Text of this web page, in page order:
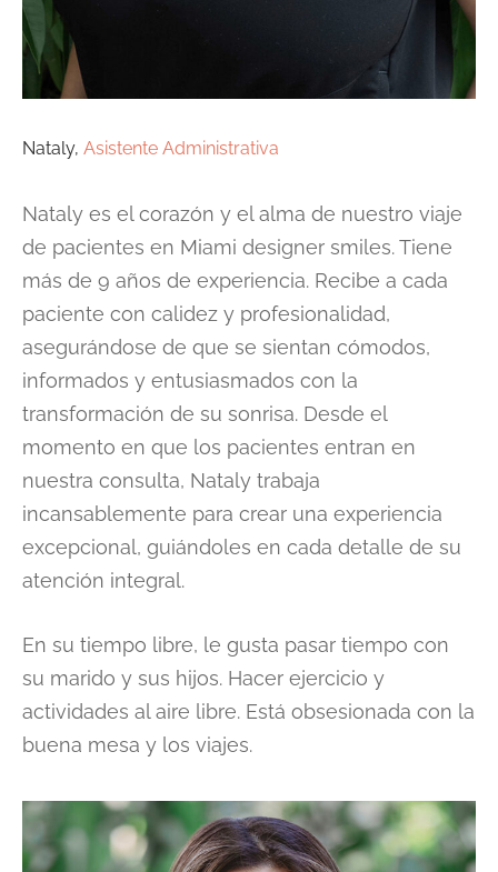
Nataly, Asistente Administrativa
Nataly es el corazón y el alma de nuestro viaje
de pacientes en Miami designer smiles. Tiene
más de 9 años de experiencia. Recibe a cada
paciente con calidez y profesionalidad,
asegurándose de que se sientan cómodos,
informados y entusiasmados con la
transformación de su sonrisa. Desde el
momento en que los pacientes entran en
nuestra consulta, Nataly trabaja
incansablemente para crear una experiencia
excepcional, guiándoles en cada detalle de su
atención integral.
En su tiempo libre, le gusta pasar tiempo con
su marido y sus hijos. Hacer ejercicio y
actividades al aire libre. Está obsesionada con la
buena mesa y los viajes.